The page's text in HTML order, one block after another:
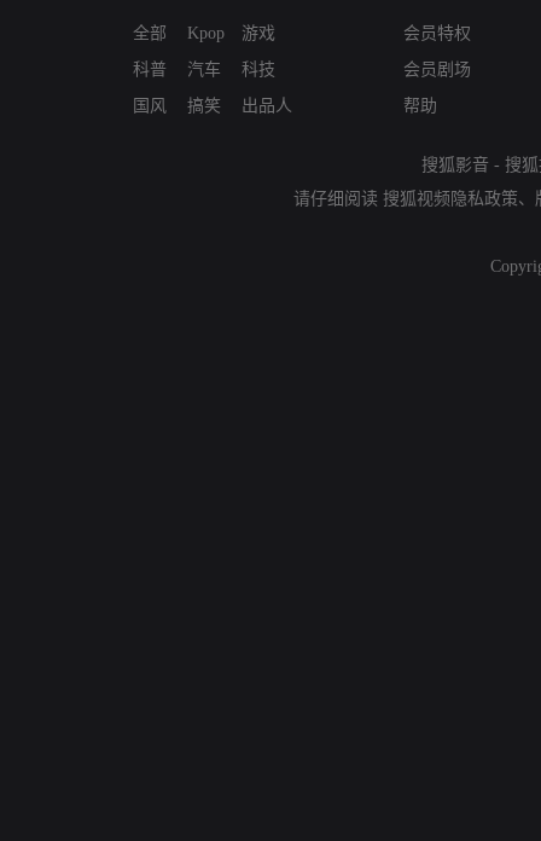
全部
科普
国风
Kpop
汽车
搞笑
游戏
科技
出品人
会员特权
会员剧场
帮助
搜狐影音 - 搜
请仔细阅读 搜狐视频隐私政策、